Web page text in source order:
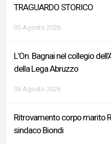
TRAGUARDO STORICO
05 Agosto 2026
L’On. Bagnai nel collegio
della Lega Abruzzo
05 Agosto 2026
Ritrovamento corpo marito
sindaco Biondi